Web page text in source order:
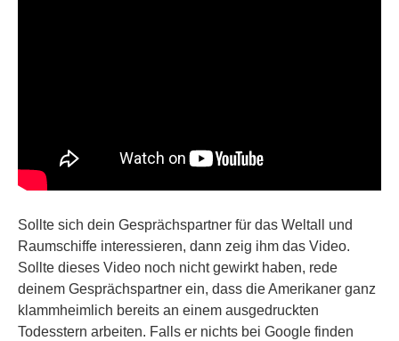
Sollte sich dein Gesprächspartner für das Weltall und
Raumschiffe interessieren, dann zeig ihm das Video.
Sollte dieses Video noch nicht gewirkt haben, rede
deinem Gesprächspartner ein, dass die Amerikaner ganz
klammheimlich bereits an einem ausgedruckten
Todesstern arbeiten. Falls er nichts bei Google finden